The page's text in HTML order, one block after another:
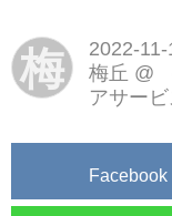
梅
2022-11-
梅丘 @
アサービ
Facebook